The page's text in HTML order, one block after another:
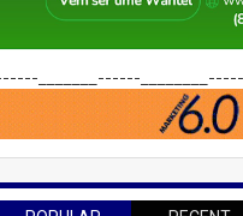
_______------